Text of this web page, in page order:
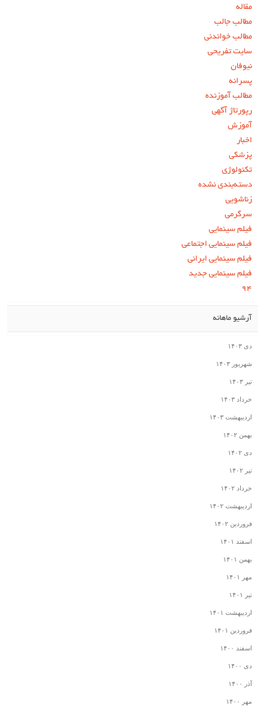
مقاله
مطالب جالب
مطالب خواندنی
سایت تفریحی
نیوفان
پسرانه
مطالب آموزنده
رپورتاژ آگهی
آموزش
اخبار
پزشکی
تکنولوژی
دسته‌بندی نشده
زناشویی
سرگرمی
فیلم سینمایی
فیلم سینمایی اجتماعی
فیلم سینمایی ایرانی
فیلم سینمایی جدید
۹۴
آرشیو ماهانه
دی ۱۴۰۳
شهریور ۱۴۰۳
تیر ۱۴۰۳
خرداد ۱۴۰۳
اردیبهشت ۱۴۰۳
بهمن ۱۴۰۲
دی ۱۴۰۲
تیر ۱۴۰۲
خرداد ۱۴۰۲
اردیبهشت ۱۴۰۲
فروردین ۱۴۰۲
اسفند ۱۴۰۱
بهمن ۱۴۰۱
مهر ۱۴۰۱
تیر ۱۴۰۱
اردیبهشت ۱۴۰۱
فروردین ۱۴۰۱
اسفند ۱۴۰۰
دی ۱۴۰۰
آذر ۱۴۰۰
مهر ۱۴۰۰